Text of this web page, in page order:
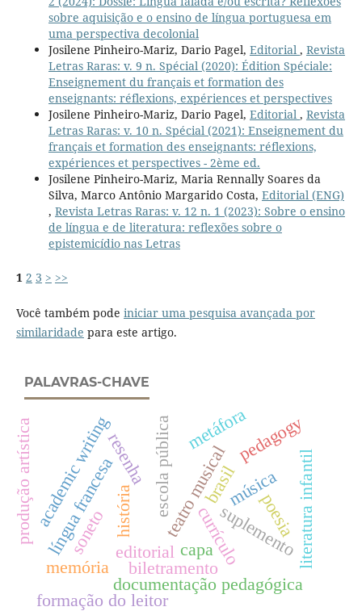
sobre aquisição e o ensino de língua portuguesa em
uma perspectiva decolonial
Josilene Pinheiro-Mariz, Dario Pagel, Editorial , Revista
Letras Raras: v. 9 n. Spécial (2020): Édition Spéciale:
Enseignement du français et formation des
enseignants: réflexions, expériences et perspectives
Josilene Pinheiro-Mariz, Dario Pagel, Editorial , Revista
Letras Raras: v. 10 n. Spécial (2021): Enseignement du
français et formation des enseignants: réflexions,
expériences et perspectives - 2ème ed.
Josilene Pinheiro-Mariz, Maria Rennally Soares da
Silva, Marco Antônio Margarido Costa, Editorial (ENG)
, Revista Letras Raras: v. 12 n. 1 (2023): Sobre o ensino
de língua e de literatura: reflexões sobre o
epistemicídio nas Letras
1 2 3 > >>
Você também pode iniciar uma pesquisa avançada por
similaridade para este artigo.
PALAVRAS-CHAVE
teatro musical
brasil
história
resenha
editorial
língua francesa escola pública
currículo
memória
documentação pedagógica
produção artística
biletramento
capa suplementoliteratura infantil
poesia
música
formação do leitor
soneto
pedagogy
academic writing metáfora